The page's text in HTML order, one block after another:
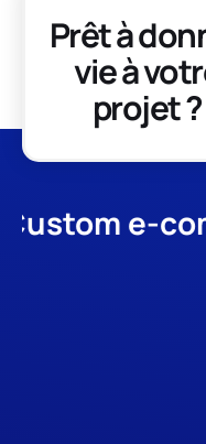
Prêt à
vie à
projet ?
e-